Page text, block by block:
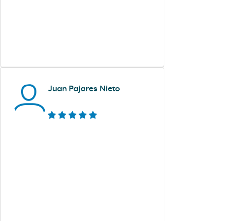
Juan Pajares Nieto